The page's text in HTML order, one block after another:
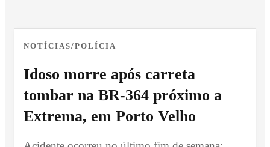
NOTÍCIAS/POLÍCIA
Idoso morre após carreta
tombar na BR-364 próximo a
Extrema, em Porto Velho